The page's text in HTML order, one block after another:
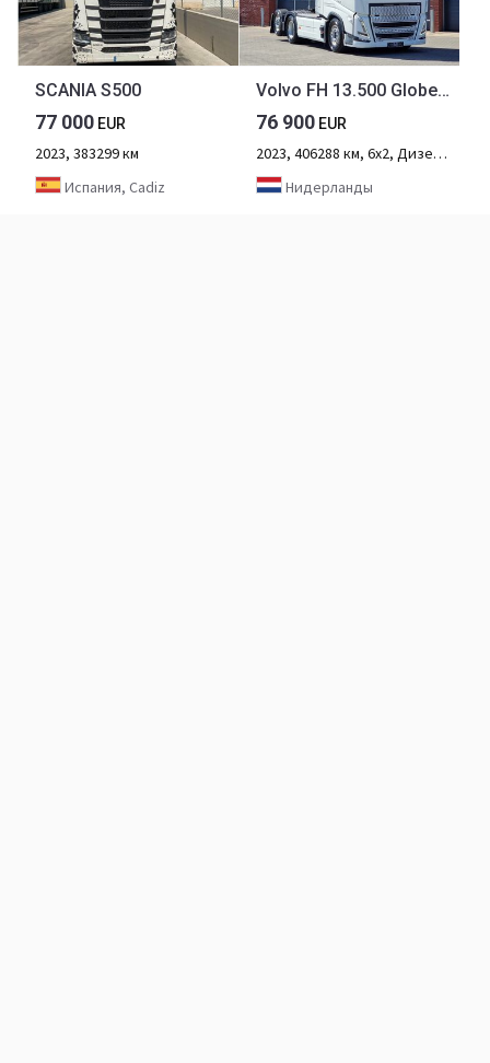
SCANIA S500
77 000 EUR
2023, 383299 км
Испания, Cadiz
Volvo FH 13.500 Globetrotter XL 6x2 - Retarder - Full air - Leather - Camera
76 900 EUR
2023, 406288 км, 6х2, Дизель, 3-осный
Нидерланды